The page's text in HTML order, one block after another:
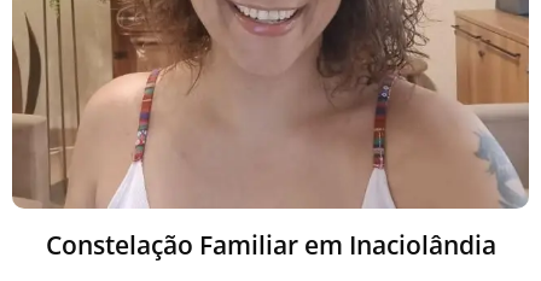
Constelação Familiar em Inaciolândia